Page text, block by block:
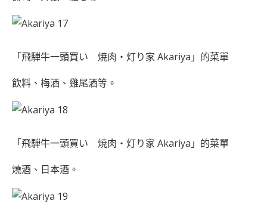
「飛騨牛一頭買い 焼肉・灯り家 Akariya」的菜單
飲料、梅酒、雞尾酒等。
「飛騨牛一頭買い 焼肉・灯り家 Akariya」的菜單
燒酒、日本酒。